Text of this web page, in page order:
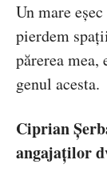
Un mare
pierdem
părerea mea,
genul acesta.
Ciprian
angajaților